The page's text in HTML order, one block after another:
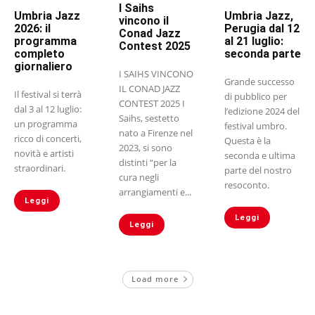
Umbria Jazz
2026: il
programma
completo
giornaliero
Il festival si terrà
dal 3 al 12 luglio:
un programma
ricco di concerti,
novità e artisti
straordinari.
Leggi
I Saihs
vincono il
Conad Jazz
Contest 2025
I SAIHS VINCONO
IL CONAD JAZZ
CONTEST 2025 I
Saihs, sestetto
nato a Firenze nel
2023, si sono
distinti “per la
cura negli
arrangiamenti e...
Leggi
Umbria Jazz,
Perugia dal 12
al 21 luglio:
seconda parte
Grande successo
di pubblico per
l’edizione 2024 del
festival umbro.
Questa è la
seconda e ultima
parte del nostro
resoconto.
Leggi
Load more